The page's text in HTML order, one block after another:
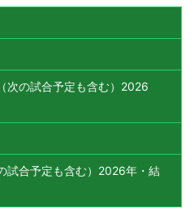
次の試合予定も含む）2026
試合予定も含む）2026年・結